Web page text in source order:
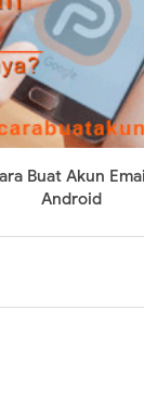
Buat Akun
Android